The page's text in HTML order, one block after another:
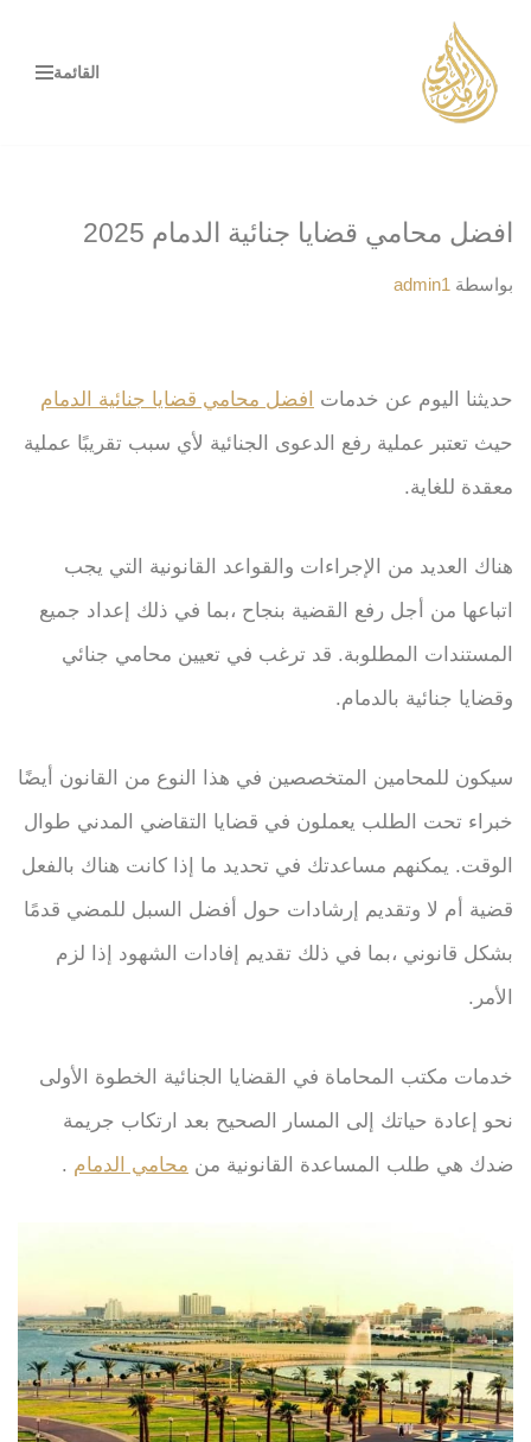
تخطى
إلى
القائمة
افضل محامي قضايا جنائية الدمام 2025
بواسطة admin1
حديثنا اليوم عن خدمات
افضل محامي قضايا جنائية الدمام
حيث تعتبر عملية رفع الدعوى الجنائية لأي سبب تقريبًا عملية
معقدة للغاية.
هناك العديد من الإجراءات والقواعد القانونية التي يجب
اتباعها من أجل رفع القضية بنجاح ،بما في ذلك إعداد جميع
المستندات المطلوبة. قد ترغب في تعيين محامي جنائي
وقضايا جنائية بالدمام.
سيكون للمحامين المتخصصين في هذا النوع من القانون أيضًا
خبراء تحت الطلب يعملون في قضايا التقاضي المدني طوال
الوقت. يمكنهم مساعدتك في تحديد ما إذا كانت هناك بالفعل
قضية أم لا وتقديم إرشادات حول أفضل السبل للمضي قدمًا
بشكل قانوني ،بما في ذلك تقديم إفادات الشهود إذا لزم
الأمر.
خدمات مكتب المحاماة في القضايا الجنائية الخطوة الأولى
نحو إعادة حياتك إلى المسار الصحيح بعد ارتكاب جريمة
ضدك هي طلب المساعدة القانونية من محامي الدمام .